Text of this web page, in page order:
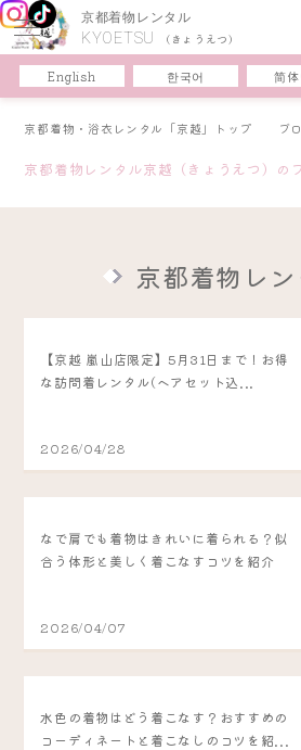
京都着物レンタル
KYOETSU (きょうえつ)
English 한국어 简
京都着物・浴衣レンタル「京越」トップ ブ
京都着物レンタル京越（きょうえつ）の
京都着物レ
【京越 嵐山店限定】5月31日まで！お得
な訪問着レンタル(ヘアセット込...
2026/04/28
なで肩でも着物はきれいに着られる？似
合う体形と美しく着こなすコツを紹介
2026/04/07
水色の着物はどう着こなす？おすすめの
コーディネートと着こなしのコツを紹...